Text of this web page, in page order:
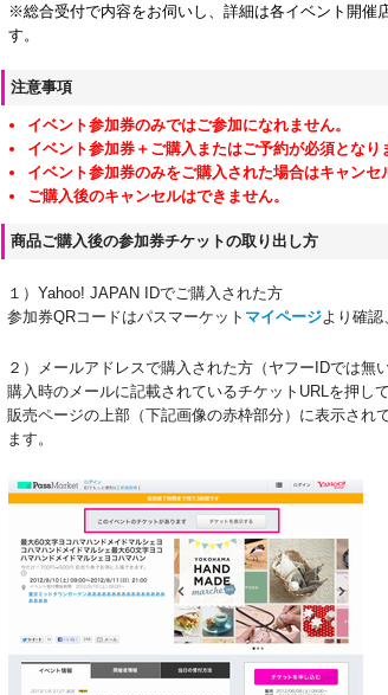
※総合受付で内容をお伺いし、詳細は各イベント開催
す。
注意事項
イベント参加券のみではご参加になれません。
イベント参加券＋ご購入またはご予約が必須となり
イベント参加券のみをご購入された場合はキャンセ
ご購入後のキャンセルはできません。
商品ご購入後の参加券チケットの取り出し方
１）Yahoo! JAPAN IDでご購入された方
参加券QRコードはパスマーケット マイページより確認
２）メールアドレスで購入された方（ヤフーIDでは無い
購入時のメールに記載されているチケットURLを押し
販売ページの上部（下記画像の赤枠部分）に表示され
ます。